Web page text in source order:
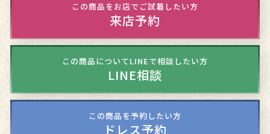
この商品をお店でご試着したい方
来店予約
この商品についてLINEで相談したい方
LINE相談
この商品を予約したい方
ドレス予約